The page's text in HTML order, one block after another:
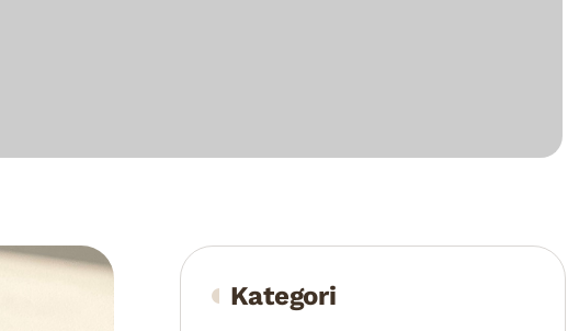
Kategori